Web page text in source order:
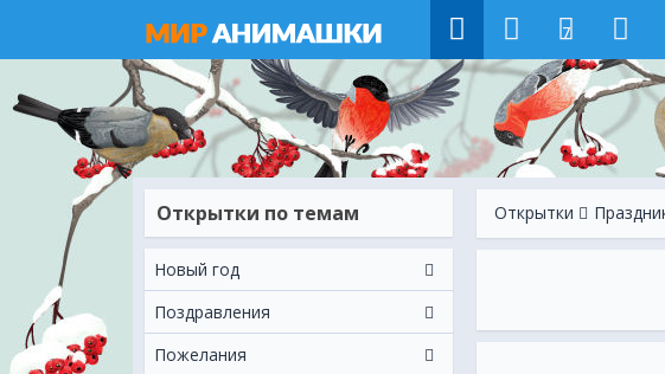
7
Открытки по темам
Новый год
Поздравления
Пожелания
Открытки